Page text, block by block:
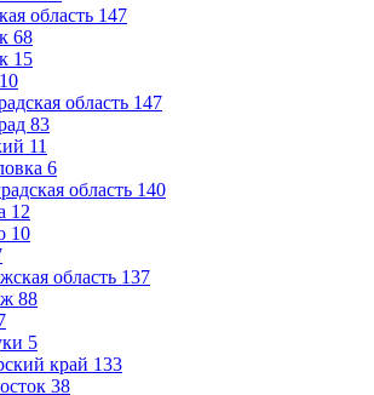
область 147
68
15
10
область 147
83
11
6
область 140
12
10
область 137
88
5
край 133
38